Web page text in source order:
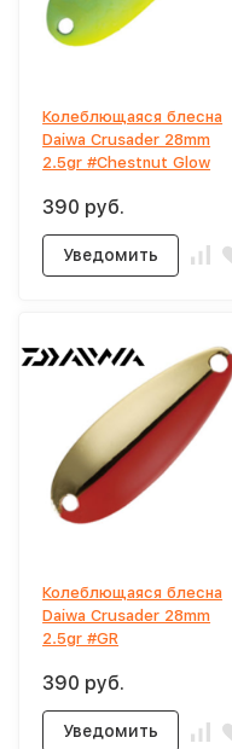
Колеблющаяся блесна
Daiwa Crusader 28mm
2.5gr #Chestnut Glow
390 руб.
Уведомить
Колеблющаяся блесна
Daiwa Crusader 28mm
2.5gr #GR
390 руб.
Уведомить